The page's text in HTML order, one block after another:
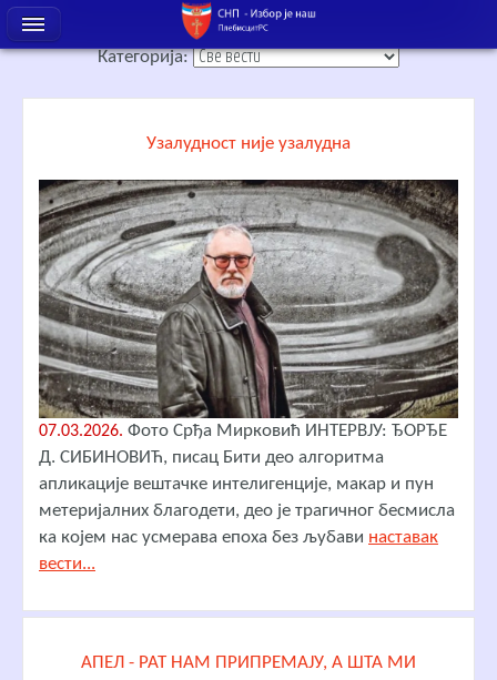
Категорија:
Узалудност није узалудна
07.03.2026. Фото Срђа Мирковић ИНТЕРВЈУ: ЂОРЂЕ
Д. СИБИНОВИЋ, писац Бити део алгоритма
апликације вештачке интелигенције, макар и пун
метеријалних благодети, део је трагичног бесмисла
ка којем нас усмерава епоха без љубави наставак
вести...
АПЕЛ - РАТ НАМ ПРИПРЕМАЈУ, А ШТА МИ